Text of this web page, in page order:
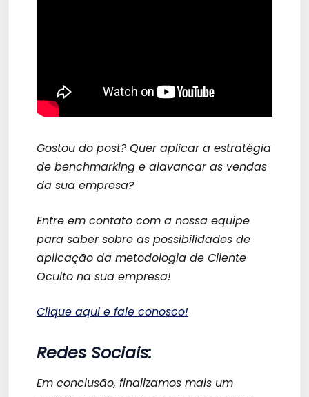
Gostou do post? Quer aplicar a estratégia
de benchmarking e alavancar as vendas
da sua empresa?
Entre em contato com a nossa equipe
para saber sobre as possibilidades de
aplicação da metodologia de Cliente
Oculto na sua empresa!
Clique aqui e fale conosco!
Redes Sociais:
Em conclusão, finalizamos mais um